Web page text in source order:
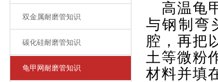
高温龟
与钢制弯
腔，再把
土等微粉
材料并填
双金属耐磨管知识
碳化硅耐磨管知识
龟甲网耐磨管知识